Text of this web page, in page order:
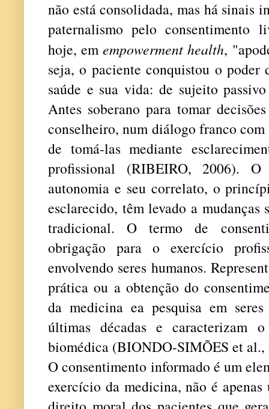
não está consolidada, mas há sinais
paternalismo pelo consentimento
hoje, emempowerment health,
seja, o paciente conquistou o poder
saúde e sua vida: de sujeito
Antes soberano para tomar
conselheiro, num diálogo franco
de tomá-las mediante
profissional (RIBEIRO, 2006).
autonomia e seu correlato, o
esclarecido, têm levado a mudanças
tradicional. O termo de
obrigação para o exercício
envolvendo seres humanos.
prática ou a obtenção do
da medicina ea pesquisa em
últimas décadas e caracterizam
biomédica (BIONDO-SIMÕES et al.,
O consentimento informado é um
exercício da medicina, não é